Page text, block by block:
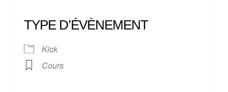
TYPE D’ÉVÈNEMENT
Kick
Cours